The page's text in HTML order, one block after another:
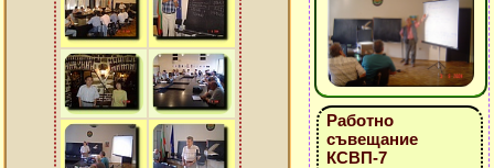
Работно
съвещание
КСВП-7